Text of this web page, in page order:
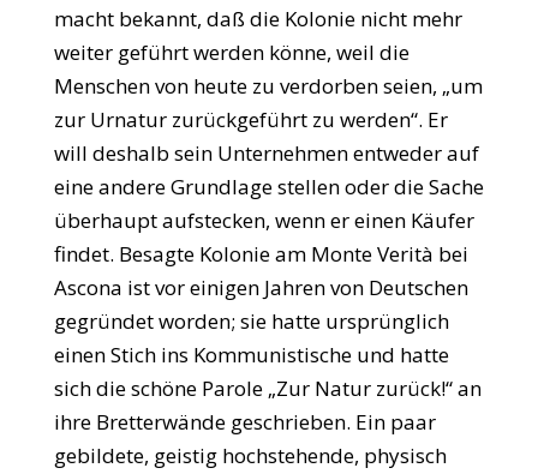
macht bekannt, daß die Kolonie nicht mehr
weiter geführt werden könne, weil die
Menschen von heute zu verdorben seien, „um
zur Urnatur zurückgeführt zu werden“. Er
will deshalb sein Unternehmen entweder auf
eine andere Grundlage stellen oder die Sache
überhaupt aufstecken, wenn er einen Käufer
findet. Besagte Kolonie am Monte Verità bei
Ascona ist vor einigen Jahren von Deutschen
gegründet worden; sie hatte ursprünglich
einen Stich ins Kommunistische und hatte
sich die schöne Parole „Zur Natur zurück!“ an
ihre Bretterwände geschrieben. Ein paar
gebildete, geistig hochstehende, physisch